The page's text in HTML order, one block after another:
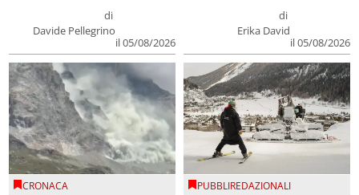
di
Davide Pellegrino
il 05/08/2026
di
Erika David
il 05/08/2026
CRONACA PUBBLIREDAZIONALI